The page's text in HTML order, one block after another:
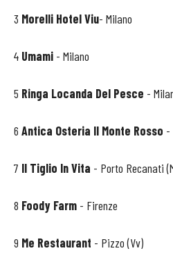
3 Morelli Hotel Viu- Milano
4 Umami - Milano
5 Ringa Locanda Del Pesce -
6 Antica Osteria Il Monte Rosso -
7 Il Tiglio In Vita - Porto Recanati
8 Foody Farm - Firenze
9 Me Restaurant - Pizzo (Vv)